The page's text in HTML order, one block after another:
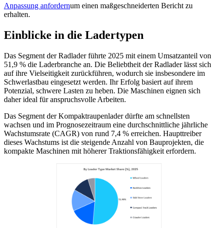
Anpassung anfordernum einen maßgeschneiderten Bericht zu
erhalten.
Einblicke in die Ladertypen
Das Segment der Radlader führte 2025 mit einem Umsatzanteil von
51,9 % die Laderbranche an. Die Beliebtheit der Radlader lässt sich
auf ihre Vielseitigkeit zurückführen, wodurch sie insbesondere im
Schwerlastbau eingesetzt werden. Ihr Erfolg basiert auf ihrem
Potenzial, schwere Lasten zu heben. Die Maschinen eignen sich
daher ideal für anspruchsvolle Arbeiten.
Das Segment der Kompaktraupenlader dürfte am schnellsten
wachsen und im Prognosezeitraum eine durchschnittliche jährliche
Wachstumsrate (CAGR) von rund 7,4 % erreichen. Haupttreiber
dieses Wachstums ist die steigende Anzahl von Bauprojekten, die
kompakte Maschinen mit höherer Traktionsfähigkeit erfordern.